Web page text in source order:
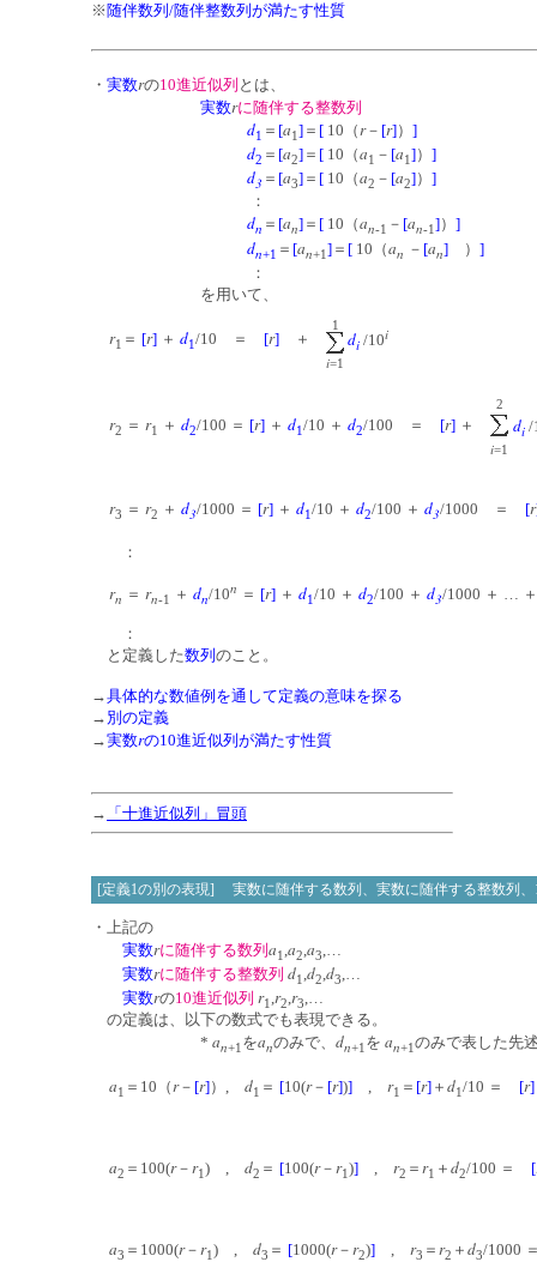
※ 随伴数列/随伴整数列が満たす性質
・ 実数rの10進近似列 とは、
実数rに随伴する整数列
d1 ＝ [a1] ＝ [ 10（r－ [r]） ]
d2 ＝ [a2] ＝ [ 10（a1 － [a1]） ]
d3 ＝ [a3] ＝ [ 10（a2 － [a2]） ]
：
dn ＝ [an] ＝ [ 10（an-1 － [an-1]） ]
dn+1 ＝ [an+1] ＝ [ 10（an － [an] ） ]
：
を用いて、
r1 ＝ [r] ＋ d1/10 ＝ [r] ＋
1
di /10i
i=1
2
r2 ＝ r1 ＋ d2/100 ＝ [r] ＋ d1/10 ＋ d2/100 ＝ [r] ＋ di /
i=1
r3 ＝ r2 ＋ d3/1000 ＝ [r] ＋ d1/10 ＋ d2/100 ＋ d3/1000 ＝ [r
：
rn ＝ rn-1 ＋ dn/10n ＝ [r] ＋ d1/10 ＋ d2/100 ＋ d3/1000 ＋ …
：
と定義した数列のこと。
→具体的な数値例を通して定義の意味を探る
→ 別の定義
→実数rの10進近似列が満たす性質
→ 「十進近似列 」冒頭
[定義1の別の表現] 実数に随伴する数列、実数に随伴する整数列、
・上記の
実数rに随伴する数列 a1,a2,a3,…
実数rに随伴する整数列 d1 d2 d3
実数rの10進近似列 r1 r2 r3
の定義は、以下の数式でも表現できる。
* an+1 をanのみで、 dn+1 を an+1のみで表した先
a1 ＝10（r－ [r]）, d1 ＝ [10(r－ [r])] r1 ＝ [r] ＋ d1/10 ＝ [r]
a2 ＝100(r－ r1) , d2 ＝ [100(r－ r1)] r2 ＝ r1 ＋ d2/100 ＝ [
a3 ＝1000(r－ r1) , d3 ＝ [1000(r－ r2)] r3 ＝ r2 ＋ d3/1000